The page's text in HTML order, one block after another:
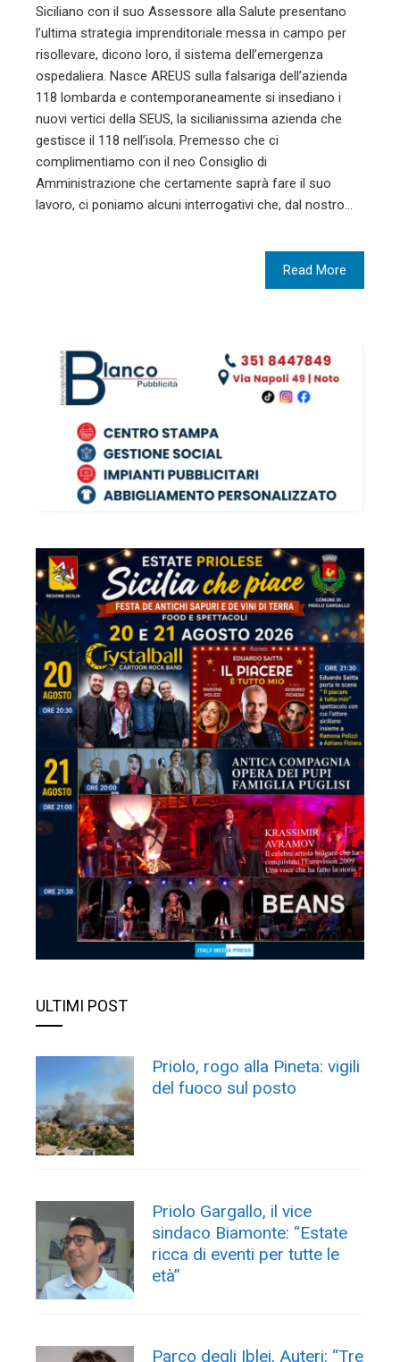
Siciliano con il suo Assessore alla Salute presentano
l’ultima strategia imprenditoriale messa in campo per
risollevare, dicono loro, il sistema dell’emergenza
ospedaliera. Nasce AREUS sulla falsariga dell’azienda
118 lombarda e contemporaneamente si insediano i
nuovi vertici della SEUS, la sicilianissima azienda che
gestisce il 118 nell’isola. Premesso che ci
complimentiamo con il neo Consiglio di
Amministrazione che certamente saprà fare il suo
lavoro, ci poniamo alcuni interrogativi che, dal nostro…
Read More
ULTIMI POST
Priolo, rogo alla Pineta: vigili
del fuoco sul posto
Priolo Gargallo, il vice
sindaco Biamonte: “Estate
ricca di eventi per tutte le
età”
Parco degli Iblei, Auteri: “Tre